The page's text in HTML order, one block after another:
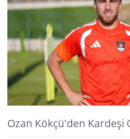
Ozan Kökçü'den Kardeşi